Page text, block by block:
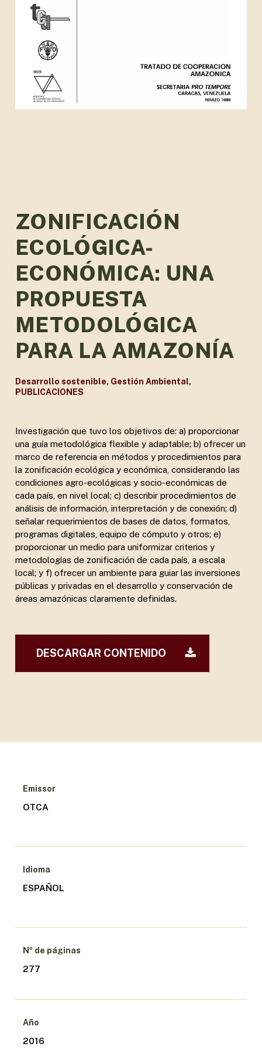
ZONIFICACIÓN
ECOLÓGICA-
ECONÓMICA: UNA
PROPUESTA
METODOLÓGICA
PARA LA AMAZONÍA
Desarrollo sostenible, Gestión Ambiental,
PUBLICACIONES
Investigación que tuvo los objetivos de: a) proporcionar
una guía metodológica flexible y adaptable; b) ofrecer un
marco de referencia en métodos y procedimientos para
la zonificación ecológica y económica, considerando las
condiciones agro-ecológicas y socio-económicas de
cada país, en nivel local; c) describir procedimientos de
análisis de información, interpretación y de conexión; d)
señalar requerimientos de bases de datos, formatos,
programas digitales, equipo de cómputo y otros; e)
proporcionar un medio para uniformizar criterios y
metodologías de zonificación de cada país, a escala
local; y f) ofrecer un ambiente para guiar las inversiones
públicas y privadas en el desarrollo y conservación de
áreas amazónicas claramente definidas.
DESCARGAR CONTENIDO
Emissor
OTCA
Idioma
ESPAÑOL
Nº de páginas
277
Año
2016